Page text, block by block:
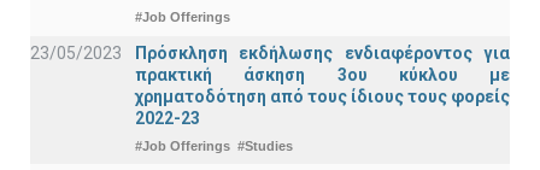
#Job Offerings
23/05/2023
Πρόσκληση εκδήλωσης ενδιαφέροντος για
πρακτική άσκηση 3ου κύκλου με
χρηματοδότηση από τους ίδιους τους φορείς
2022-23
#Job Offerings #Studies